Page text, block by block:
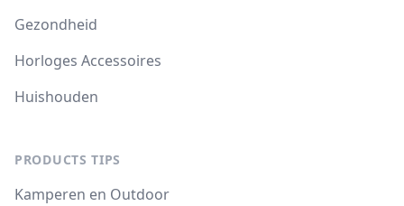
Gezondheid
Horloges Accessoires
Huishouden
PRODUCTS TIPS
Kamperen en Outdoor